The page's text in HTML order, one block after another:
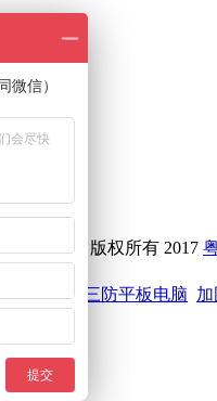
有限公司 版权所有 2017
智能设备 三防平板电脑
微信）
提交